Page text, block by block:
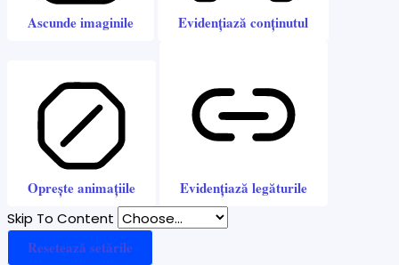
Ascunde imaginile Evidențiază conținutul
Oprește animațiile Evidențiază legăturile
Skip To Content
Resetează setările